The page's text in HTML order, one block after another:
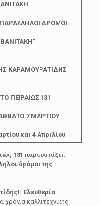
ΠΑΡΑΛΛΗΛΟΙ ΔΡΟΜΟΙ
ΚΑΡΑΜΟΥΡΑΤΙΔΗΣ
131
7 ΜΑΡΤΙΟΥ
και 4 Απριλίου
131 παρουσιάζει:
δρόμοι της
Η Ελευθερία
καλλιτεχνικής